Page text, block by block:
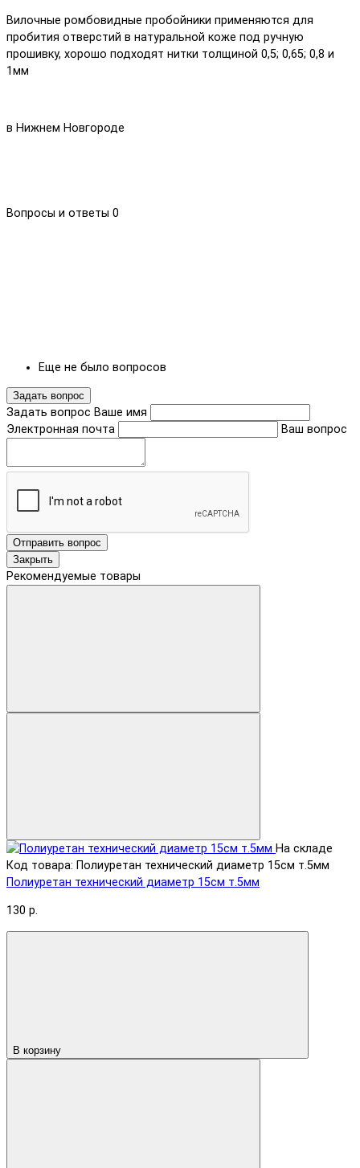
Вилочные ромбовидные пробойники применяются для
пробития отверстий в натуральной коже под ручную
прошивку, хорошо подходят нитки толщиной 0,5; 0,65; 0,8 и
1мм
в Нижнем Новгороде
Вопросы и ответы 0
Еще не было вопросов
Задать вопрос
Задать вопрос Ваше имя
Электронная почта
Ваш вопрос
Отправить вопрос
Закрыть
Рекомендуемые товары
На складе
Код товара: Полиуретан технический диаметр 15см т.5мм
Полиуретан технический диаметр 15см т.5мм
130 р.
В корзину